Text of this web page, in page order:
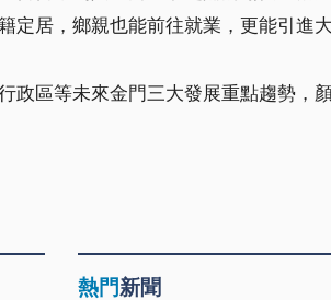
居，鄉親也能前往就業，更能引進
區等未來金門三大發展重點趨勢，
熱門新聞